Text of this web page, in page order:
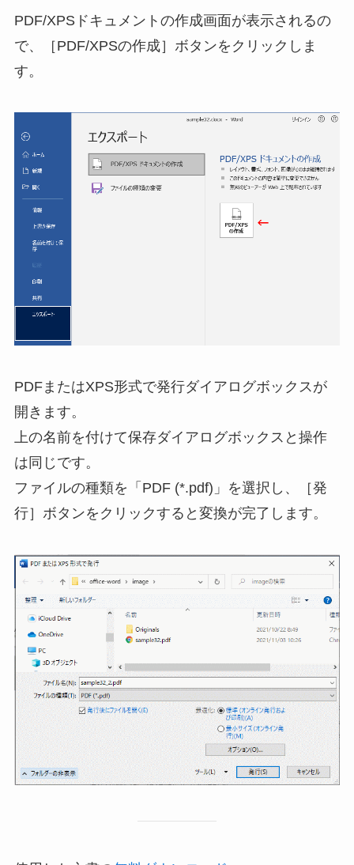
PDF/XPSドキュメントの作成画面が表示されるの
で、［PDF/XPSの作成］ボタンをクリックしま
す。
PDFまたはXPS形式で発行ダイアログボックスが
開きます。
上の名前を付けて保存ダイアログボックスと操作
は同じです。
ファイルの種類を「PDF (*.pdf)」を選択し、［発
行］ボタンをクリックすると変換が完了します。